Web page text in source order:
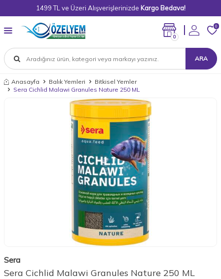
1499 TL ve Üzeri Alışverişlerinizde Kargo Bedava!
ARA
0
0
Anasayfa Balık Yemleri
Bitkisel Yemler
Sera Cichlid Malawi Granules Nature 250 ML
Sera
Sera Cichlid Malawi Granules Nature 250 ML